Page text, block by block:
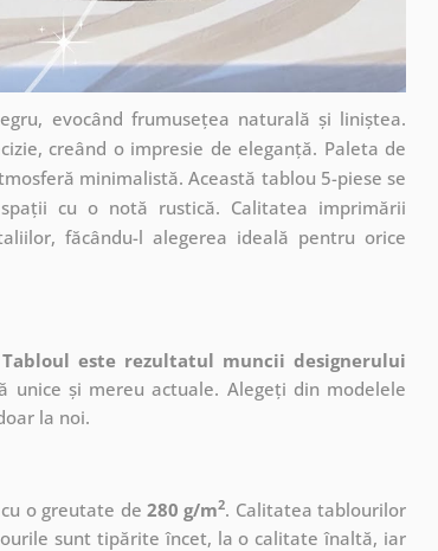
evocând frumusețea naturală și liniștea.
creând o impresie de eleganță. Paleta de
minimalistă. Această tablou 5-piese se
cu o notă rustică. Calitatea imprimării
făcându-l alegerea ideală pentru orice
Tabloul este rezultatul muncii designerului
și mereu actuale. Alegeți din modelele
la noi.
o greutate de 280 g/m2. Calitatea tablourilor
sunt tipărite încet, la o calitate înaltă, iar